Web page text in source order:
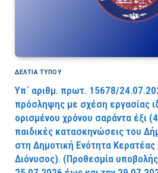
ΔΕΛΤΙΑ ΤΥΠΟΥ
Υπ΄ αριθμ. πρωτ. 15678/
πρόσληψης με σχέση εργασίας
ορισμένου χρόνου σαράντα έξι
παιδικές κατασκηνώσεις του
στη Δημοτική Ενότητα
Διόνυσος). (Προθεσμία